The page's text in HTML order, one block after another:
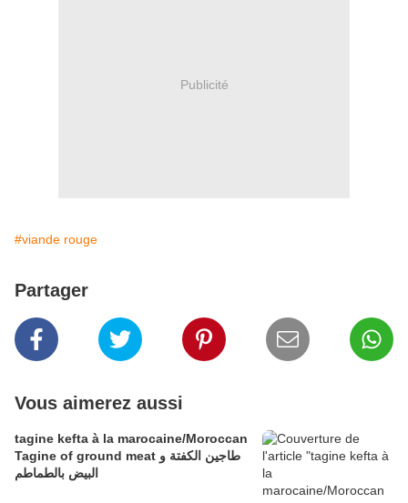
Publicité
#viande rouge
Partager
Vous aimerez aussi
tagine kefta à la marocaine/Moroccan
Tagine of ground meat طاجين الكفتة و
البيض بالطماطم